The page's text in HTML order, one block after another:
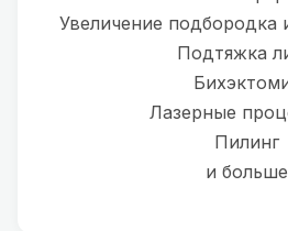
Увеличение подбородка
Подтяжка
Лазерные
Пилинг
и больше